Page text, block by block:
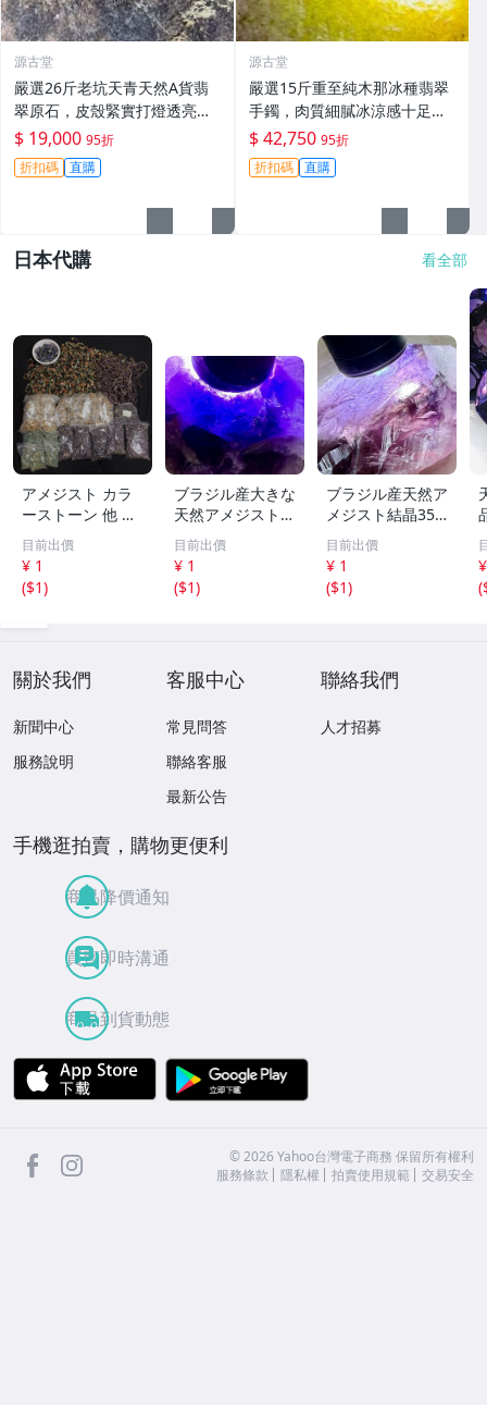
源古堂
嚴選26斤老坑天青天然A貨翡
翠原石，皮殼緊實打燈透亮，
顏色濃郁種水佳，質感飽滿，
適合打造手鏈料，保真可加
工，支持定制#翡翠原石 #A貨
$ 19,000 95折
折扣碼 直購
源古堂
嚴選15斤重至純木那冰種翡翠
手鐲，肉質細膩冰涼感十足，
螢光美不勝收，重量壓手極具
收藏價值。翡翠玉器 翡翠手鏈
冰種翡翠
$ 42,750 95折
折扣碼 直購
日本代購 看全部
アメジスト カラ
ーストーン 他 色
石 アクセサリー
パーツ 等 部品 大
量 総重量約23kg
まとめ セット
目前出價
¥ 1
($1)
ブラジル産大きな
天然アメジスト結
晶571g［紫水
晶］結晶^ ^綺麗^
^色が濃い^ ^
目前出價
¥ 1
($1)
ブラジル産天然ア
メジスト結晶355
g［紫水晶］1本
剣^ ^綺麗
目前出價
¥ 1
($1)
(
關於我們
新聞中心
服務說明
客服中心
常見問答
聯絡客服
最新公告
聯絡我們
人才招募
手機逛拍賣，購物更便利
商品降價通知
買賣即時溝通
商品到貨動態
APP Store
facebook ©2026 Yahoo台灣電子商務 保留所有權利
服務條款
隱私權 拍賣使用規範 交易安全